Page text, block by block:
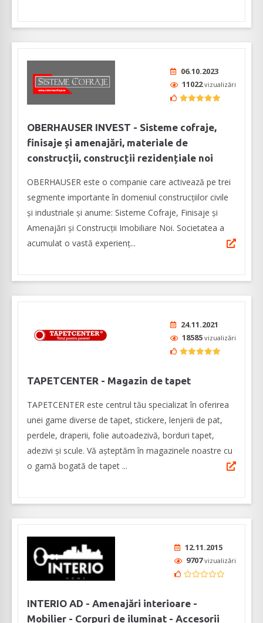
06.10.2023
11022vizualizări
OBERHAUSER INVEST - Sisteme cofraje,
finisaje și amenajări, materiale de
construcții, construcții rezidențiale noi
OBERHAUSER este o companie care activează pe trei
segmente importante în domeniul construcțiilor civile
și industriale și anume: Sisteme Cofraje, Finisaje și
Amenajări și Construcții Imobiliare Noi. Societatea a
acumulat o vastă experienț...
24.11.2021
18585 vizualizări
TAPETCENTER - Magazin de tapet
TAPETCENTER este centrul tău specializat în oferirea
unei game diverse de tapet, stickere, lenjerii de pat,
perdele, draperii, folie autoadezivă, borduri tapet,
adezivi și scule. Vă așteptăm în magazinele noastre cu
o gamă bogată de tapet ...
12.11.2015
9707vizualizări
INTERIO AD - Amenajări interioare -
Mobilier - Corpuri de iluminat - Accesorii